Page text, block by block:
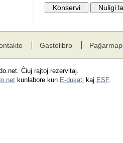
Gastolibro
Ĉiuj rajtoj rezervitaj.
kunlabore kun E-dukati kaj ESF.